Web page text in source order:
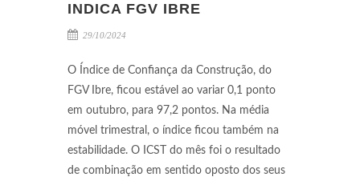
INDICA FGV IBRE
29/10/2024
O Índice de Confiança da Construção, do
FGV Ibre, ficou estável ao variar 0,1 ponto
em outubro, para 97,2 pontos. Na média
móvel trimestral, o índice ficou também na
estabilidade. O ICST do mês foi o resultado
de combinação em sentido oposto dos seus